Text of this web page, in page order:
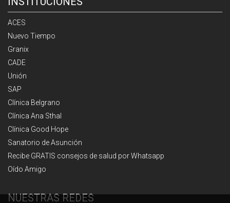
ACES
Nuevo Tiempo
Granix
CADE
Unión
SAP
Clínica Belgrano
Clínica Ana Sthal
Clínica Good Hope
Sanatorio de Asunción
Recibe GRATIS consejos de salud por Whatsapp
Oído Amigo
NUESTRAS REDES